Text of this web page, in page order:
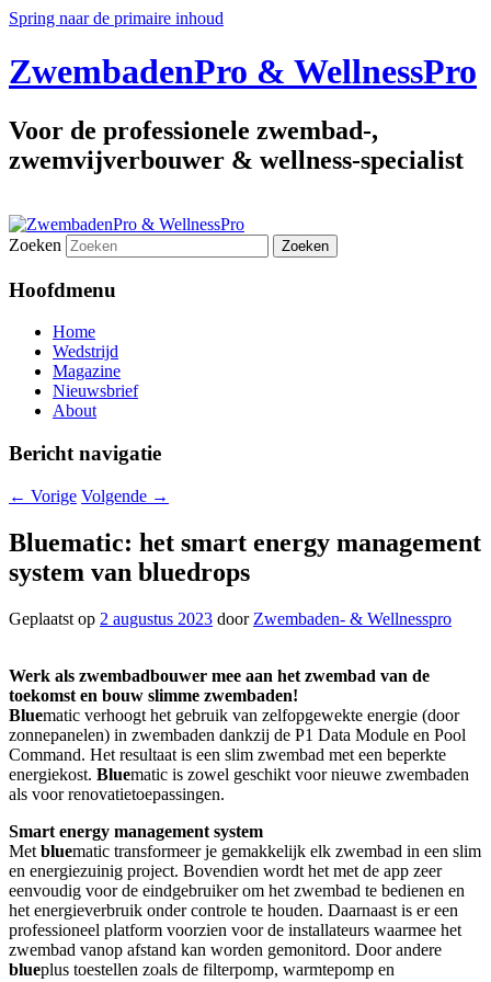
Spring naar de primaire inhoud
ZwembadenPro & WellnessPro
Voor de professionele zwembad-,
zwemvijverbouwer & wellness-specialist
Zoeken
Hoofdmenu
Home
Wedstrijd
Magazine
Nieuwsbrief
About
Bericht navigatie
← Vorige Volgende →
Bluematic: het smart energy management
system van bluedrops
Geplaatst op 2 augustus 2023 door Zwembaden- & Wellnesspro
Werk als zwembadbouwer mee aan het zwembad van de
toekomst en bouw slimme zwembaden!
Bluematic verhoogt het gebruik van zelfopgewekte energie (door
zonnepanelen) in zwembaden dankzij de P1 Data Module en Pool
Command. Het resultaat is een slim zwembad met een beperkte
energiekost. Bluematic is zowel geschikt voor nieuwe zwembaden
als voor renovatietoepassingen.
Smart energy management system
Met bluematic transformeer je gemakkelijk elk zwembad in een slim
en energiezuinig project. Bovendien wordt het met de app zeer
eenvoudig voor de eindgebruiker om het zwembad te bedienen en
het energieverbruik onder controle te houden. Daarnaast is er een
professioneel platform voorzien voor de installateurs waarmee het
zwembad vanop afstand kan worden gemonitord. Door andere
blueplus toestellen zoals de filterpomp, warmtepomp en